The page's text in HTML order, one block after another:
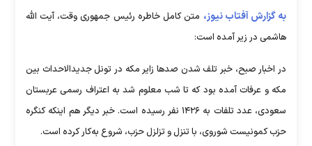
به گزارش آفتاب نیوز، متن کامل خاطره رئیس جمهوری وقت، آیت الله
هاشمی در زیر آمده است:
در اخبار صبح، خبر تلف شدن صد‌ها زایر مکه در تونل جدیدالاحداث بین
مکه و عرفات آمده بود که تا شب معلوم شد به اعتراف رسمى عربستان
سعودى، عدد تلفات به ۱۴۲۶ نفر رسیده است. خبر دیگر هم اینکه کنگره
حزب کمونیست شوروى، با تنزل و تزلزل حزب، شروع به‌کار کرده است.